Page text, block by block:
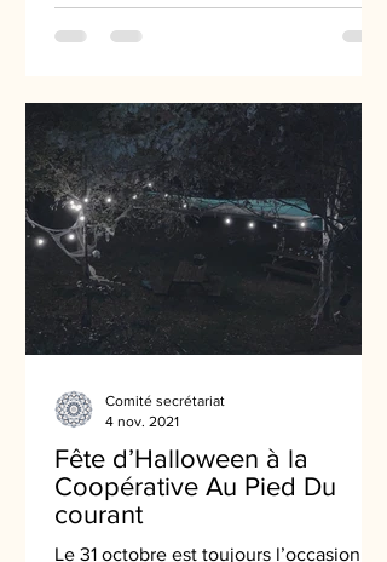
Fête d’Halloween à la
Coopérative Au Pied Du
courant
Le 31 octobre est toujours l’occasion
Comité secrétariat
4 nov. 2021